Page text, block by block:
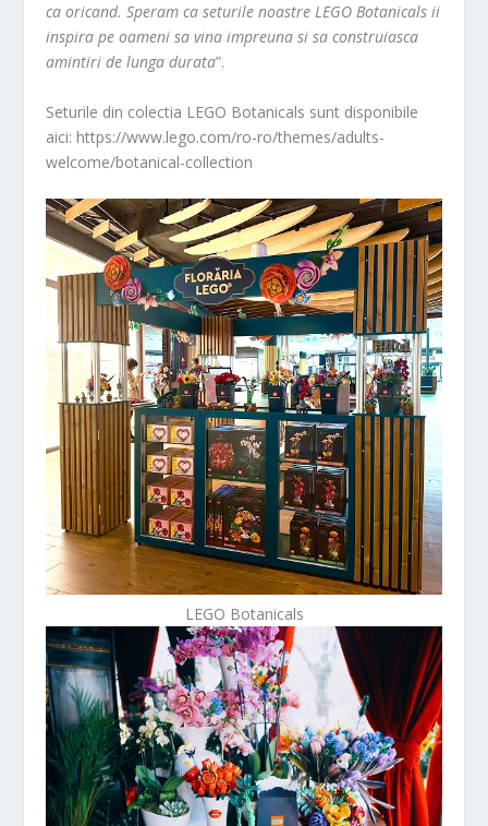
ca oricand. Speram ca seturile noastre LEGO Botanicals ii
inspira pe oameni sa vina impreuna si sa construiasca
amintiri de lunga durata”.
Seturile din colectia LEGO Botanicals sunt disponibile
aici: https://www.lego.com/ro-ro/themes/adults-
welcome/botanical-collection
LEGO Botanicals